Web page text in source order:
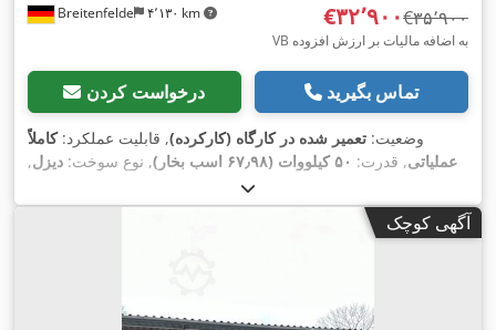
Breitenfelde ۴٬۱۳۰ km ‎€۳۲٬۹۰۰ ‎€۳۵٬۹۰۰
VB به اضافه مالیات بر ارزش افزوده
درخواست کردن تماس بگیرید
وضعیت: تعمیر شده در کارگاه (کارکرده), قابلیت عملکرد:کاملاً
عملیاتی, قدرت: ۵۰ کیلووات (۶۷٫۹۸ اسب بخار) , نوع سوخت: دیزل,
وزن عملیاتی:۵٬۰۵۰ کیلوگرم
۱ متر مکعب
, سال ساخت:۲۰۲۳, ساعت کارکرد: ۸۰۰ h , تجهیزات:
آگهی کوچک